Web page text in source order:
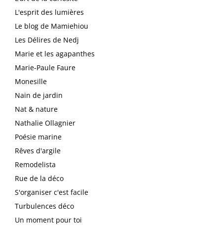
L'esprit des lumières
Le blog de Mamiehiou
Les Délires de Nedj
Marie et les agapanthes
Marie-Paule Faure
Monesille
Nain de jardin
Nat & nature
Nathalie Ollagnier
Poésie marine
Rêves d'argile
Remodelista
Rue de la déco
S'organiser c'est facile
Turbulences déco
Un moment pour toi